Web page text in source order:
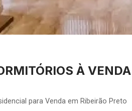
À
para Venda em Ribeirão Preto